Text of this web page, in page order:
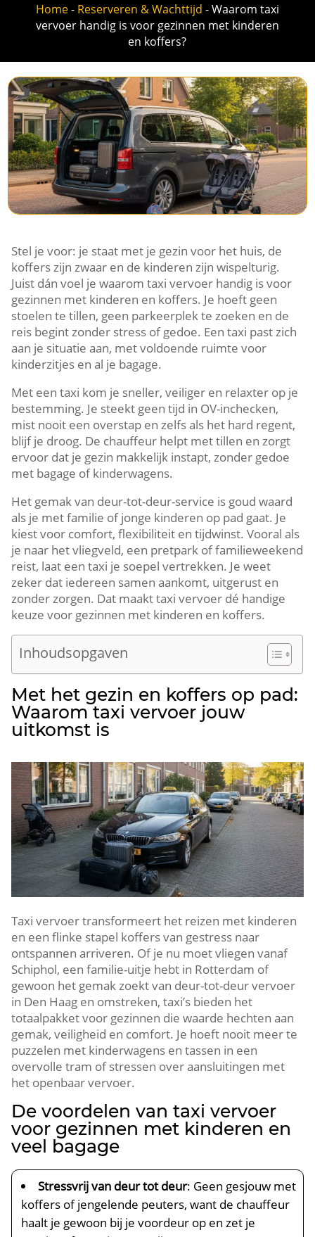
Home- Reserveren & Wachttijd -Waarom taxi
vervoer handig is voor gezinnen met kinderen
en koffers?
Stel je voor: je staat met je gezin voor het huis, de
koffers zijn zwaar en de kinderen zijn wispelturig.
Juist dán voel je waarom taxi vervoer handig is voor
gezinnen met kinderen en koffers. Je hoeft geen
stoelen te tillen, geen parkeerplek te zoeken en de
reis begint zonder stress of gedoe. Een taxi past zich
aan je situatie aan, met voldoende ruimte voor
kinderzitjes en al je bagage.
Met een taxi kom je sneller, veiliger en relaxter op je
bestemming. Je steekt geen tijd in OV-inchecken,
mist nooit een overstap en zelfs als het hard regent,
blijf je droog. De chauffeur helpt met tillen en zorgt
ervoor dat je gezin makkelijk instapt, zonder gedoe
met bagage of kinderwagens.
Het gemak van deur-tot-deur-service is goud waard
als je met familie of jonge kinderen op pad gaat. Je
kiest voor comfort, flexibiliteit en tijdwinst. Vooral als
je naar het vliegveld, een pretpark of familieweekend
reist, laat een taxi je soepel vertrekken. Je weet
zeker dat iedereen samen aankomt, uitgerust en
zonder zorgen. Dat maakt taxi vervoer dé handige
keuze voor gezinnen met kinderen en koffers.
Inhoudsopgaven
Met het gezin en koffers op pad:
Waarom taxi vervoer jouw
uitkomst is
Taxi vervoer transformeert het reizen met kinderen
en een flinke stapel koffers van gestress naar
ontspannen arriveren. Of je nu moet vliegen vanaf
Schiphol, een familie-uitje hebt in Rotterdam of
gewoon het gemak zoekt van deur-tot-deur vervoer
in Den Haag en omstreken, taxi’s bieden het
totaalpakket voor gezinnen die waarde hechten aan
gemak, veiligheid en comfort. Je hoeft nooit meer te
puzzelen met kinderwagens en tassen in een
overvolle tram of stressen over aansluitingen met
het openbaar vervoer.
De voordelen van taxi vervoer
voor gezinnen met kinderen en
veel bagage
Stressvrij van deur tot deur: Geen gesjouw met
koffers of jengelende peuters, want de chauffeur
haalt je gewoon bij je voordeur op en zet je